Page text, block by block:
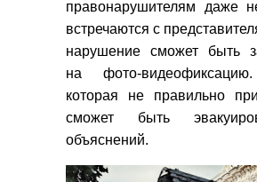
правонарушителям даже
встречаются с
нарушение сможет быть
на фото-
которая не правильно
сможет быть
объяснений.